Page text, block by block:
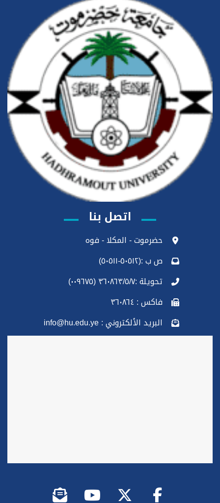
اتصل بنا
حضرموت - المكلا - فوه
ص ب :(٥٠٥١٢-٥٠٥١١)
تحويلة :٣٦٠٨٦٣/٥/٧ (٠٠٩٦٧٥)
فاكس : ٣٦٠٨٦٤
البريد الألكتروني : info@hu.edu.ye